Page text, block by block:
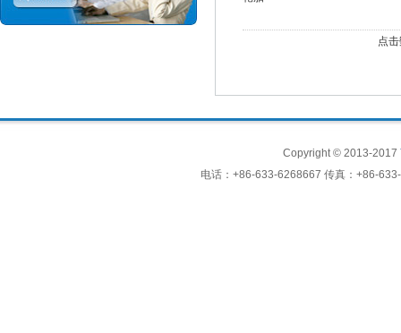
点
Copyright © 2013-2017
电话：+86-633-6268667 传真：+86-